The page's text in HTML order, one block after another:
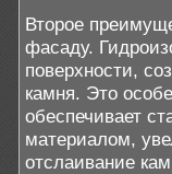
Второе
фасаду.
поверхности,
камня. Это
обеспечивает
материалом,
отслаивание